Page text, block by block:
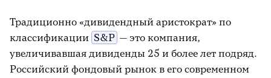
Традиционно «дивидендный аристократ» по
классификации S&P — это компания,
увеличивавшая дивиденды 25 и более лет подряд.
Российский фондовый рынок в его современном